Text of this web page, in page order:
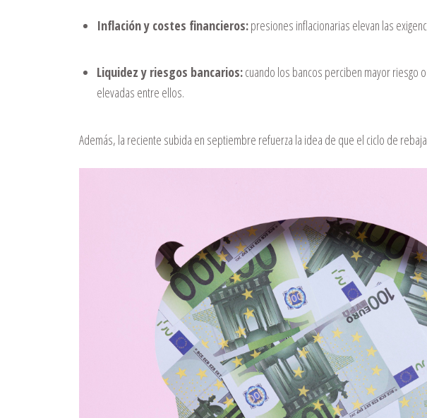
Inflación y costes financieros:presiones inflacionarias elevan las
Liquidez y riesgos bancarios:cuando los bancos perciben mayor riesgo
elevadas entre ellos.
Además, la reciente subida en septiembre refuerza la idea de que el ciclo de